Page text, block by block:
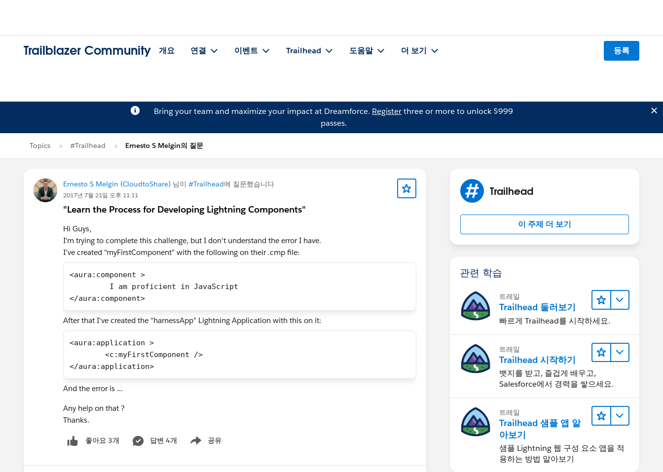
Trailblazer Community 개요 연결 이벤트 Trailhead 도움말 더 보기 등록
Bring your team and maximize your impact at Dreamforce. Registerthree or more to unlock $999
passes.
Topics #Trailhead Ernesto S Melgin의 질문
Ernesto S Melgin (CloudtoShare) 님이 #Trailhead에 질문했습니다
2017년 7월 21일 오후 11:11
"Learn the Process for Developing Lightning Components"
Hi Guys,
I'm trying to complete this challenge, but I don't understand the error I have.
I've created "myFirstComponent" with the following on their .cmp file:
<aura:component >
	 I am proficient in JavaScript
</aura:component>
After that I've created the "harnessApp" Lightning Application with this on it:
<aura:application >
	<c:myFirstComponent />
</aura:application>
And the error is ...
Any help on that ?
Thanks.
좋아요 3개 답변 4개 공유
Show menu
Trailhead
이 주제 더 보기
관련 학습
트레일
Trailhead 둘러보기
빠르게 Trailhead를 시작하세요.
트레일
Trailhead 시작하기
뱃지를 받고, 즐겁게 배우고,
Salesforce에서 경력을 쌓으세요.
트레일
Trailhead 샘플 앱 알
아보기
샘플 Lightning 웹 구성 요소 앱을 적
용하는 방법 알아보기